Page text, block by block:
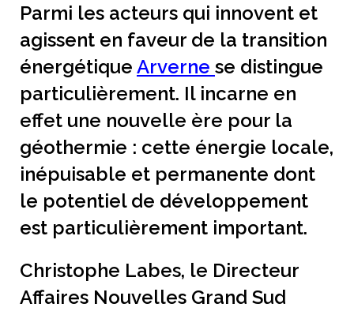
Parmi les acteurs qui innovent et
agissent en faveur de la transition
énergétique Arverne se distingue
particulièrement. Il incarne en
effet une nouvelle ère pour la
géothermie : cette énergie locale,
inépuisable et permanente dont
le potentiel de développement
est particulièrement important.
Christophe Labes, le Directeur
Affaires Nouvelles Grand Sud